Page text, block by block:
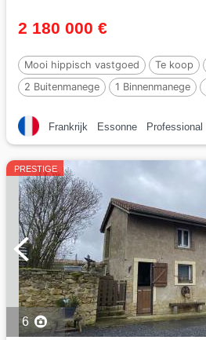
2 180 000 €
Mooi hippisch vastgoed Te koop
2 Buitenmanege
1 Binnenmanege
Frankrijk Essonne Professional
PRESTIGE
6